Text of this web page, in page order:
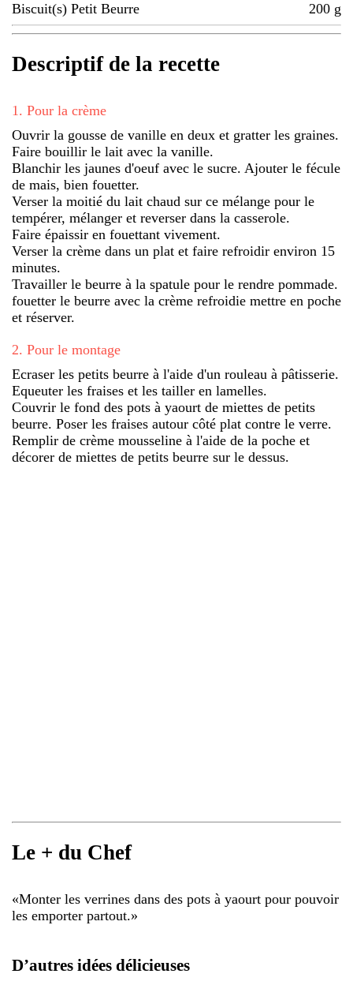
Biscuit(s) Petit Beurre 200 g
Descriptif de la recette
1 . Pour la crème
Ouvrir la gousse de vanille en deux et gratter les graines.
Faire bouillir le lait avec la vanille.
Blanchir les jaunes d'oeuf avec le sucre. Ajouter le fécule
de mais, bien fouetter.
Verser la moitié du lait chaud sur ce mélange pour le
tempérer, mélanger et reverser dans la casserole.
Faire épaissir en fouettant vivement.
Verser la crème dans un plat et faire refroidir environ 15
minutes.
Travailler le beurre à la spatule pour le rendre pommade.
fouetter le beurre avec la crème refroidie mettre en poche
et réserver.
2. Pour le montage
Ecraser les petits beurre à l'aide d'un rouleau à pâtisserie.
Equeuter les fraises et les tailler en lamelles.
Couvrir le fond des pots à yaourt de miettes de petits
beurre. Poser les fraises autour côté plat contre le verre.
Remplir de crème mousseline à l'aide de la poche et
décorer de miettes de petits beurre sur le dessus.
Le + du Chef
«Monter les verrines dans des pots à yaourt pour pouvoir
les emporter partout.»
D’autres idées délicieuses